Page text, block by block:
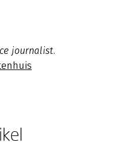
journalist.